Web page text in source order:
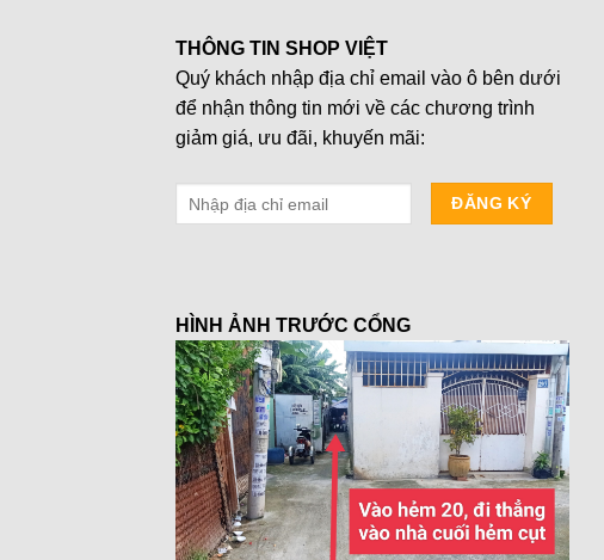
THÔNG TIN SHOP VIỆT
Quý khách nhập địa chỉ email vào ô bên dưới
để nhận thông tin mới về các chương trình
giảm giá, ưu đãi, khuyến mãi:
HÌNH ẢNH TRƯỚC CỔNG